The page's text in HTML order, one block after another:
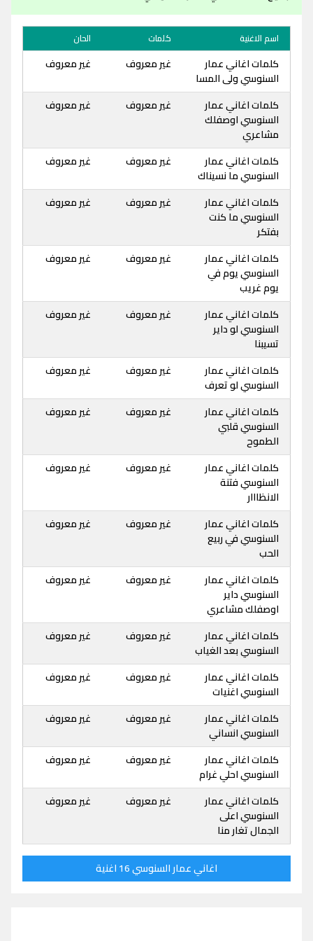
اسم الاغنية كلمات الحان
كلمات اغاني عمار
السنوسي ولى المسا
غير معروف غير معروف
كلمات اغاني عمار
السنوسي اوصفلك
مشاعري
غير معروف غير معروف
كلمات اغاني عمار
السنوسي ما نسيناك
غير معروف غير معروف
كلمات اغاني عمار
السنوسي ما كنت
بفتكر
غير معروف غير معروف
كلمات اغاني عمار
السنوسي يوم في
يوم غريب
غير معروف غير معروف
كلمات اغاني عمار
السنوسي لو داير
تسيبنا
غير معروف غير معروف
كلمات اغاني عمار
السنوسي لو تعرف
غير معروف غير معروف
كلمات اغاني عمار
السنوسي قلبي
الطموح
غير معروف غير معروف
كلمات اغاني عمار
السنوسي فتنة
الانظااار
غير معروف غير معروف
كلمات اغاني عمار
السنوسي في ربيع
الحب
غير معروف غير معروف
كلمات اغاني عمار
السنوسي داير
اوصفلك مشاعري
غير معروف غير معروف
كلمات اغاني عمار
السنوسي بعد الغياب
غير معروف غير معروف
كلمات اغاني عمار
السنوسي اغنيات
غير معروف غير معروف
كلمات اغاني عمار
السنوسي انساني
غير معروف غير معروف
كلمات اغاني عمار
السنوسي احلي غرام
غير معروف غير معروف
كلمات اغاني عمار
السنوسي اعلى
الجمال تغار منا
غير معروف غير معروف
اغاني عمار السنوسي 16 اغنية